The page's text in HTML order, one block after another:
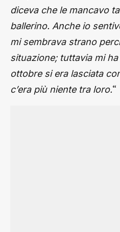
diceva che le mancavo
ballerino. Anche io
mi sembrava strano
situazione; tuttavia mi
ottobre si era lasciata
c’era più niente tra loro.“